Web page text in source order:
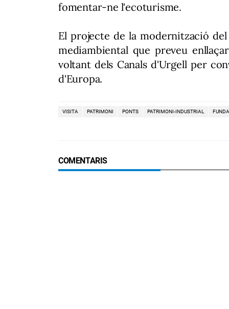
fomentar-ne l'ecoturisme.
El projecte de la modernització
mediambiental que preveu
voltant dels Canals d'Urgell per
d'Europa.
VISITA PATRIMONI PONTS PATRIMONI-INDUSTRIAL
COMENTARIS